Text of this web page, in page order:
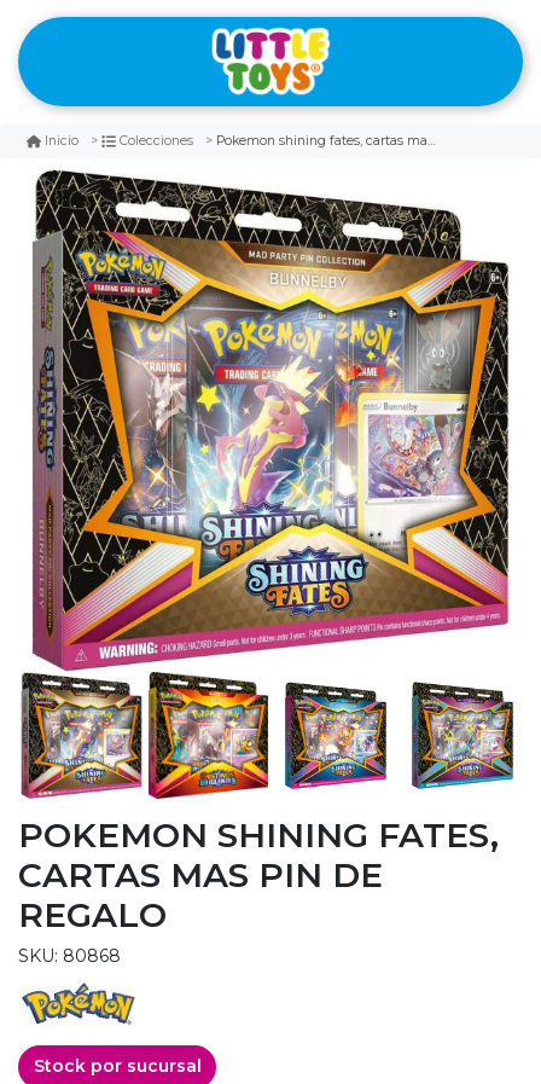
Inicio Colecciones Pokemon shining fates, cartas mas pin de regalo
POKEMON SHINING FATES,
CARTAS MAS PIN DE
REGALO
SKU: 80868
Stock por sucursal